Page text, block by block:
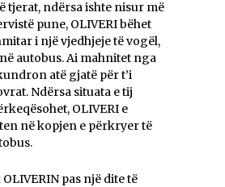
tjerat, ndёrsa ishte nisur mё
pune, OLIVERI bёhet
i njё vjedhjeje tё vogёl,
autobus. Ai mahnitet nga
atё gjatё pёr t’i
Ndёrsa situata e tij
OLIVERI e
nё kopjen e pёrkryer tё
pas njё dite tё